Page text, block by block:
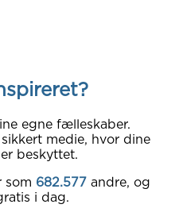
egne fælleskaber.
medie, hvor dine
beskyttet.
som 682.577 andre, og
i dag.